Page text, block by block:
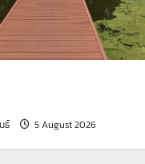
ธ์ 5 August 2026